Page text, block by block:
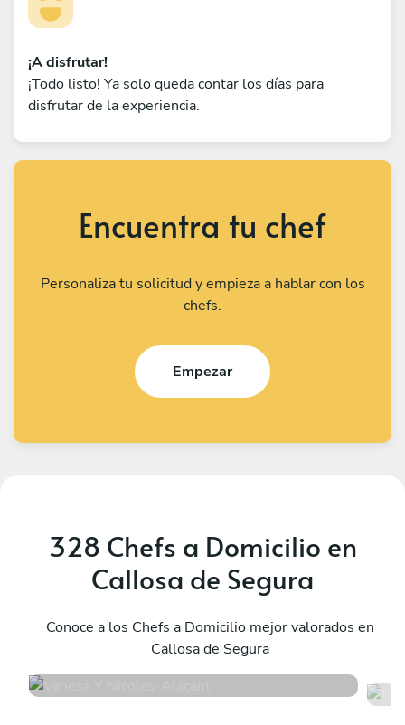
¡A disfrutar!
¡Todo listo! Ya solo queda contar los días para
disfrutar de la experiencia.
Encuentra tu chef
Personaliza tu solicitud y empieza a hablar con los
chefs.
Empezar
328 Chefs a Domicilio en
Callosa de Segura
Conoce a los Chefs a Domicilio mejor valorados en
Callosa de Segura
Alacant
32 servicios